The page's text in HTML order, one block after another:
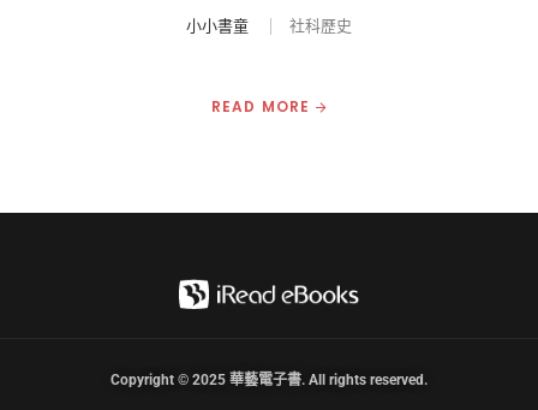
小小書童 社科歷史
READ MORE
Copyright © 2025 華藝電子書. All rights reserved.